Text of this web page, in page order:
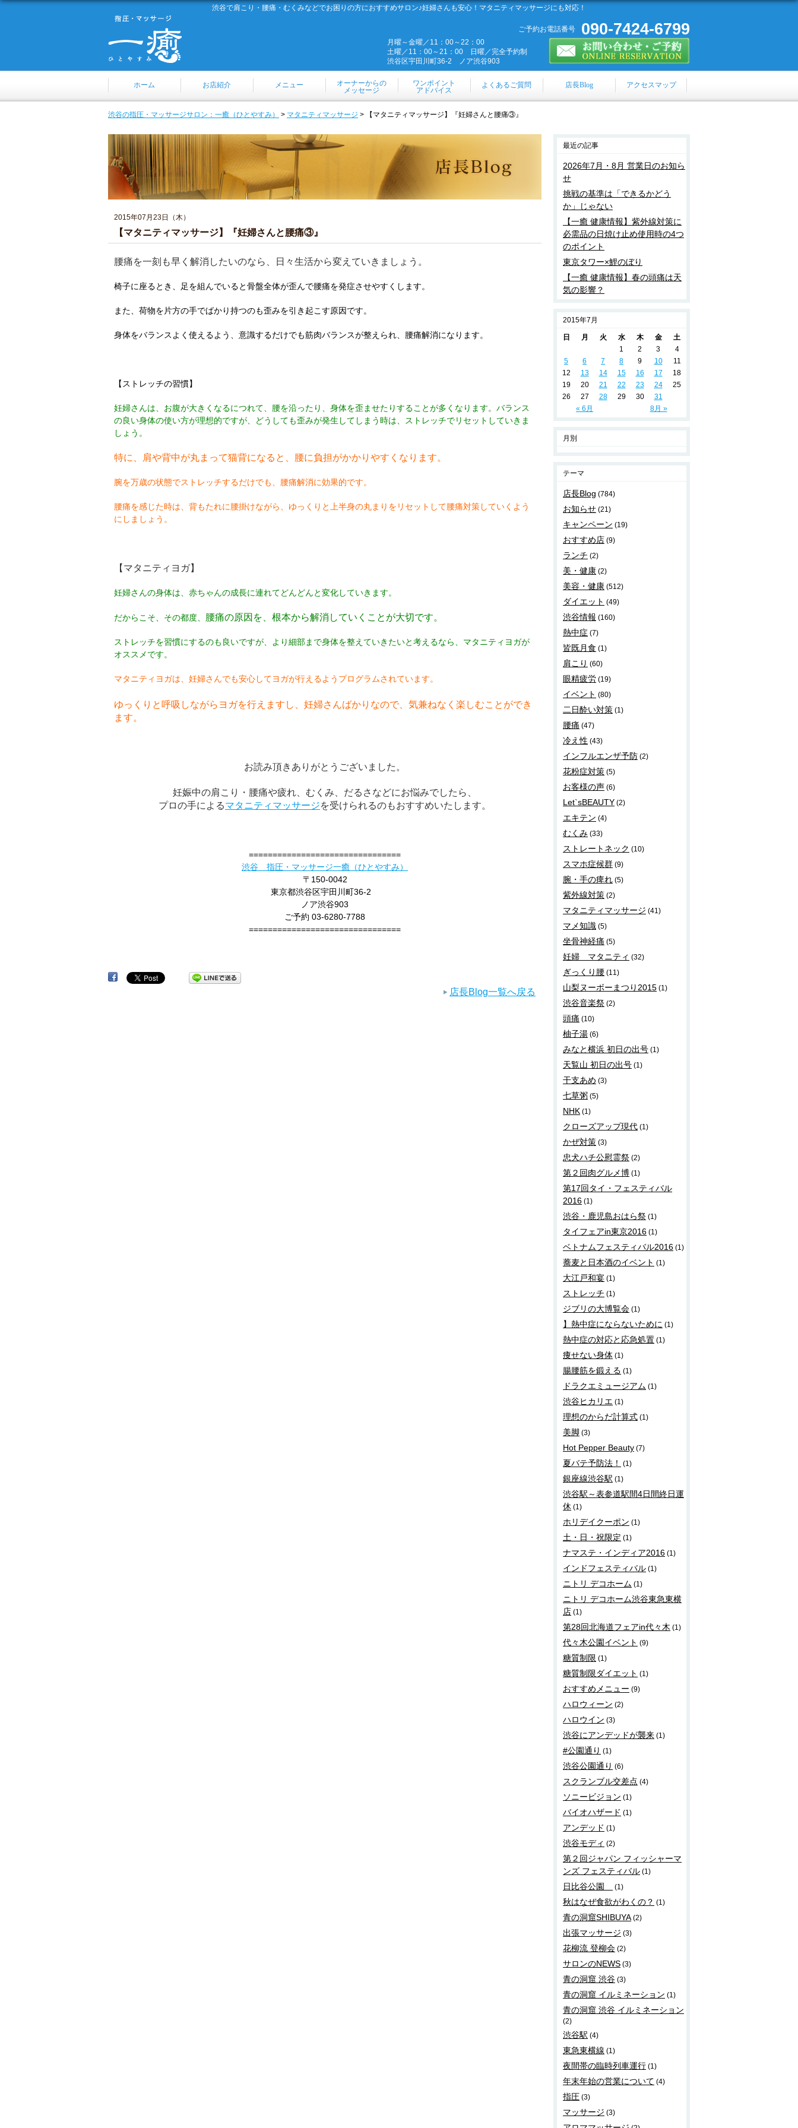
渋谷で肩こり・腰痛・むくみなどでお困りの方におすすめサロン♪妊婦さんも安心！マタニティマッサージにも対応！
090-7424-6799
ご予約お電話番号
月曜～金曜／11：00～22：00
土曜／11：00～21：00 日曜／完全予約制
渋谷区宇田川町36-2 ノア渋谷903
ホーム お店紹介 メニュー
オーナーからの
メッセージ
ワンポイント
アドバイス
よくあるご質問 店長Blog アクセスマップ
渋谷の指圧・マッサージサロン：一癒（ひとやすみ） > マタニティマッサージ > 【マタニティマッサージ】『妊婦さんと腰痛③』
2015年07月23日（木）
【マタニティマッサージ】『妊婦さんと腰痛③』
腰痛を一刻も早く解消したいのなら、日々生活から変えていきましょう。
椅子に座るとき、足を組んでいると骨盤全体が歪んで腰痛を発症させやすくします。
また、荷物を片方の手でばかり持つのも歪みを引き起こす原因です。
身体をバランスよく使えるよう、意識するだけでも筋肉バランスが整えられ、腰痛解消になります。
【ストレッチの習慣】
妊婦さんは、お腹が大きくなるにつれて、腰を沿ったり、身体を歪ませたりすることが多くなります。バランス
の良い身体の使い方が理想的ですが、どうしても歪みが発生してしまう時は、ストレッチでリセットしていきま
しょう。
特に、肩や背中が丸まって猫背になると、腰に負担がかかりやすくなります。
腕を万歳の状態でストレッチするだけでも、腰痛解消に効果的です。
腰痛を感じた時は、背もたれに腰掛けながら、ゆっくりと上半身の丸まりをリセットして腰痛対策していくよう
にしましょう。
【マタニティヨガ】
妊婦さんの身体は、赤ちゃんの成長に連れてどんどんと変化していきます。
だからこそ、その都度、 腰痛の原因を、根本から解消していくことが大切です。
ストレッチを習慣にするのも良いですが、より細部まで身体を整えていきたいと考えるなら、マタニティヨガが
オススメです。
マタニティヨガは、妊婦さんでも安心してヨガが行えるようプログラムされています。
ゆっくりと呼吸しながらヨガを行えますし、妊婦さんばかりなので、気兼ねなく楽しむことができ
ます。
お読み頂きありがとうございました。
妊娠中の肩こり・腰痛や疲れ、むくみ、だるさなどにお悩みでしたら、
プロの手によるマタニティマッサージを受けられるのもおすすめいたします。
================================
渋谷 指圧・マッサージ一癒（ひとやすみ）
〒150-0042
東京都渋谷区宇田川町36-2
ノア渋谷903
ご予約 03-6280-7788
================================
店長Blog一覧へ戻る
最近の記事
2026年7月・8月 営業日のお知ら
せ
挑戦の基準は「できるかどう
か」じゃない
【一癒 健康情報】紫外線対策に
必需品の日焼け止め使用時の4つ
のポイント
東京タワー×鯉のぼり
【一癒 健康情報】春の頭痛は天
気の影響？
2015年7月
日 月 火 水 木 金 土
« 6月 8月 »
1 2 3
4
5
6 7 8 9 10
11
12
13 14 15 16 17
18
19
20 21 22 23 24
25
26
27 28 29 30 31
月別
テーマ
店長Blog (784)
お知らせ (21)
キャンペーン (19)
おすすめ店 (9)
ランチ (2)
美・健康 (2)
美容・健康 (512)
ダイエット (49)
渋谷情報 (160)
熱中症 (7)
皆既月食 (1)
肩こり (60)
眼精疲労 (19)
イベント (80)
二日酔い対策 (1)
腰痛 (47)
冷え性 (43)
インフルエンザ予防 (2)
花粉症対策 (5)
お客様の声 (6)
Let`sBEAUTY (2)
エキテン (4)
むくみ (33)
ストレートネック (10)
スマホ症候群 (9)
腕・手の痺れ (5)
紫外線対策 (2)
マタニティマッサージ (41)
マメ知識 (5)
坐骨神経痛 (5)
妊婦 マタニティ (32)
ぎっくり腰 (11)
山梨ヌーボーまつり2015 (1)
渋谷音楽祭 (2)
頭痛 (10)
柚子湯 (6)
みなと横浜 初日の出号 (1)
天覧山 初日の出号 (1)
干支あめ (3)
七草粥 (5)
NHK (1)
クローズアップ現代 (1)
かぜ対策 (3)
忠犬ハチ公慰霊祭 (2)
第２回肉グルメ博 (1)
第17回タイ・フェスティバル
2016 (1)
渋谷・鹿児島おはら祭 (1)
タイフェアin東京2016 (1)
ベトナムフェスティバル2016 (1)
蕎麦と日本酒のイベント (1)
大江戸和宴 (1)
ストレッチ (1)
ジブリの大博覧会 (1)
】熱中症にならないために (1)
熱中症の対応と応急処置 (1)
痩せない身体 (1)
腸腰筋を鍛える (1)
ドラクエミュージアム (1)
渋谷ヒカリエ (1)
理想のからだ計算式 (1)
美脚 (3)
Hot Pepper Beauty (7)
夏バテ予防法！ (1)
銀座線渋谷駅 (1)
渋谷駅～表参道駅間4日間終日運
休 (1)
ホリデイクーポン (1)
土・日・祝限定 (1)
ナマステ・インディア2016 (1)
インドフェスティバル (1)
ニトリ デコホーム (1)
ニトリ デコホーム渋谷東急東横
店 (1)
第28回北海道フェアin代々木 (1)
代々木公園イベント (9)
糖質制限 (1)
糖質制限ダイエット (1)
おすすめメニュー (9)
ハロウィーン (2)
ハロウイン (3)
渋谷にアンデッドが襲来 (1)
#公園通り (1)
渋谷公園通り (6)
スクランブル交差点 (4)
ソニービジョン (1)
バイオハザード (1)
アンデッド (1)
渋谷モディ (2)
第２回ジャパン フィッシャーマ
ンズ フェスティバル (1)
日比谷公園 (1)
秋はなぜ食欲がわくの？ (1)
青の洞窟SHIBUYA(2)
出張マッサージ (3)
花柳流 登柳会 (2)
サロンのNEWS (3)
青の洞窟 渋谷 (3)
青の洞窟 イルミネーション (1)
青の洞窟 渋谷 イルミネーション
(2)
渋谷駅 (4)
東急東横線 (1)
夜間帯の臨時列車運行 (1)
年末年始の営業について (4)
指圧 (3)
マッサージ (3)